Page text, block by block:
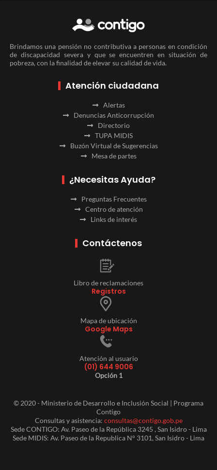
Brindamos una pensión no contributiva a personas en condición
de discapacidad severa y que se encuentren en situación de
pobreza, con la finalidad de elevar su calidad de vida.
Atención ciudadana
Alertas
Denuncias Anticorrupción
Directorio
TUPA MIDIS
Buzón Virtual de Sugerencias
Mesa de partes
¿Necesitas Ayuda?
Preguntas Frecuentes
Centro de atención
Links de interés
Contáctenos
Libro de reclamaciones
Registros
Mapa de ubicación
Google Maps
Atención al usuario
(01) 644 9006
Opción 1
© 2020 - Ministerio de Desarrollo e Inclusión Social | Programa
Contigo
Consultas y asistencia: consultas@contigo.gob.pe
Sede CONTIGO: Av. Paseo de la República 3245 , San Isidro - Lima
Sede MIDIS: Av. Paseo de la Republica N° 3101, San Isidro - Lima